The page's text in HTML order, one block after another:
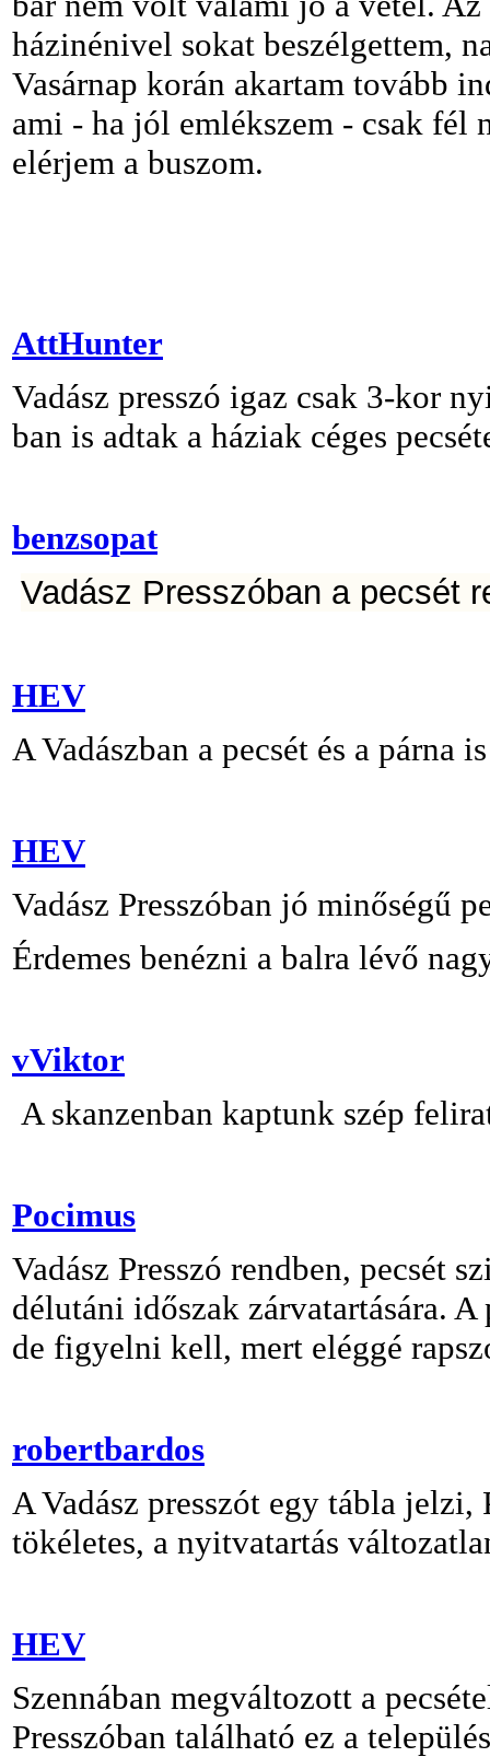
házinénivel sokat beszélgettem,
Vasárnap korán akartam tovább
ami - ha jól emlékszem - csak
elérjem a buszom.
AttHunter
Vadász presszó igaz csak 3-kor
ban is adtak a háziak céges
benzsopat
Vadász Presszóban a pecsét
HEV
A Vadászban a pecsét és a párna
HEV
Vadász Presszóban jó minőségű
Érdemes benézni a balra lévő
vViktor
A skanzenban kaptunk szép
Pocimus
Vadász Presszó rendben, pecsét
délutáni időszak zárvatartására.
de figyelni kell, mert eléggé
robertbardos
A Vadász presszót egy tábla
tökéletes, a nyitvatartás
HEV
Szennában megváltozott a
Presszóban található ez a